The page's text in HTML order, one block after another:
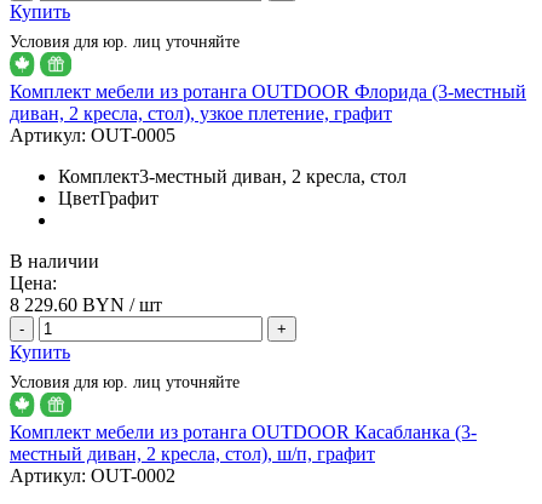
Купить
Условия для юр. лиц уточняйте
Комплект мебели из ротанга OUTDOOR Флорида (3-местный
диван, 2 кресла, стол), узкое плетение, графит
Артикул: OUT-0005
Комплект3-местный диван, 2 кресла, стол
ЦветГрафит
В наличии
Цена:
8 229.60 BYN / шт
- +
Купить
Условия для юр. лиц уточняйте
Комплект мебели из ротанга OUTDOOR Касабланка (3-
местный диван, 2 кресла, стол), ш/п, графит
Артикул: OUT-0002